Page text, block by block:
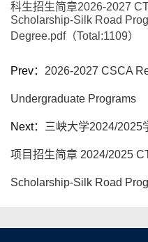
科生招生简章2026-2027
Scholarship-Silk Road
Degree.pdf（Total:1109）
Prev： 2026-2027 CSCA
Undergraduate Programs
Next： 三峡大学2024/2025
项目招生简章 2024/2025
Scholarship-Silk Road